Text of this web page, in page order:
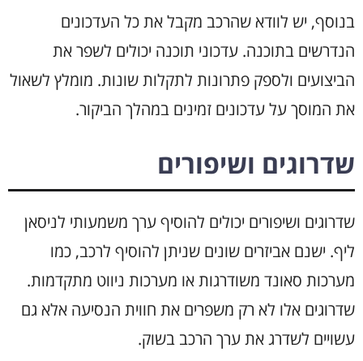
בנוסף, יש לוודא שהרכב מקבל את כל העדכונים
הנדרשים בתוכנה. עדכוני תוכנה יכולים לשפר את
הביצועים ולספק פתרונות לתקלות שונות. מומלץ לשאול
את המוסך על עדכונים זמינים במהלך הביקור.
שדרוגים ושיפורים
שדרוגים ושיפורים יכולים להוסיף ערך משמעותי לניסאן
ליף. ישנם אביזרים שונים שניתן להוסיף לרכב, כמו
מערכות סאונד משודרגות או מערכות ניווט מתקדמות.
שדרוגים אלו לא רק משפרים את חווית הנסיעה אלא גם
עשויים לשדרג את ערך הרכב בשוק.